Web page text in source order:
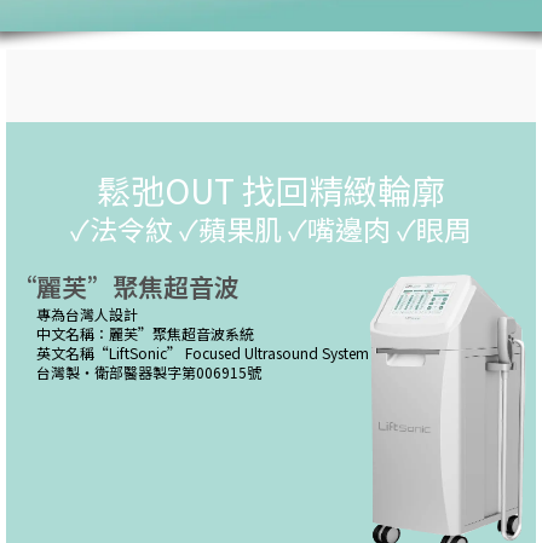
鬆弛OUT 找回精緻輪廓
✓法令紋 ✓蘋果肌 ✓嘴邊肉 ✓眼周
“麗芙”聚焦超音波
專為台灣人設計
中文名稱：麗芙”聚焦超音波系統
英文名稱“LiftSonic” Focused Ultrasound System
台灣製・衛部醫器製字第006915號